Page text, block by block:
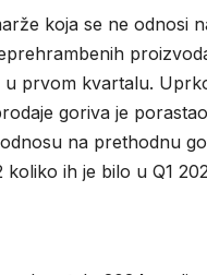
koja se ne odnosi
prvom kvartalu.
goriva je
na prethodnu
koliko ih je bilo u Q1